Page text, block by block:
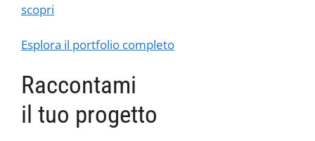
scopri
Esplora il portfolio completo
Raccontami
il tuo progetto